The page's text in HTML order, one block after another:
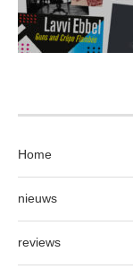
Home
nieuws
reviews